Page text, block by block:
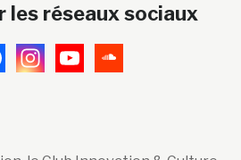
les réseaux sociaux